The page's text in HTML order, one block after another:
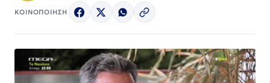
ΚΟΙΝΟΠΟΙΗΣΗ